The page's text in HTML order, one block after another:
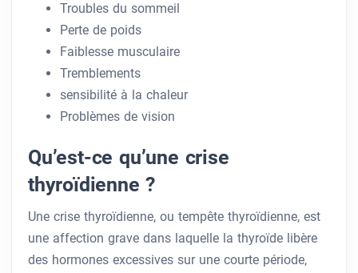
Troubles du sommeil
Perte de poids
Faiblesse musculaire
Tremblements
sensibilité à la chaleur
Problèmes de vision
Qu’est-ce qu’une crise
thyroïdienne ?
Une crise thyroïdienne, ou tempête thyroïdienne, est
une affection grave dans laquelle la thyroïde libère
des hormones excessives sur une courte période,